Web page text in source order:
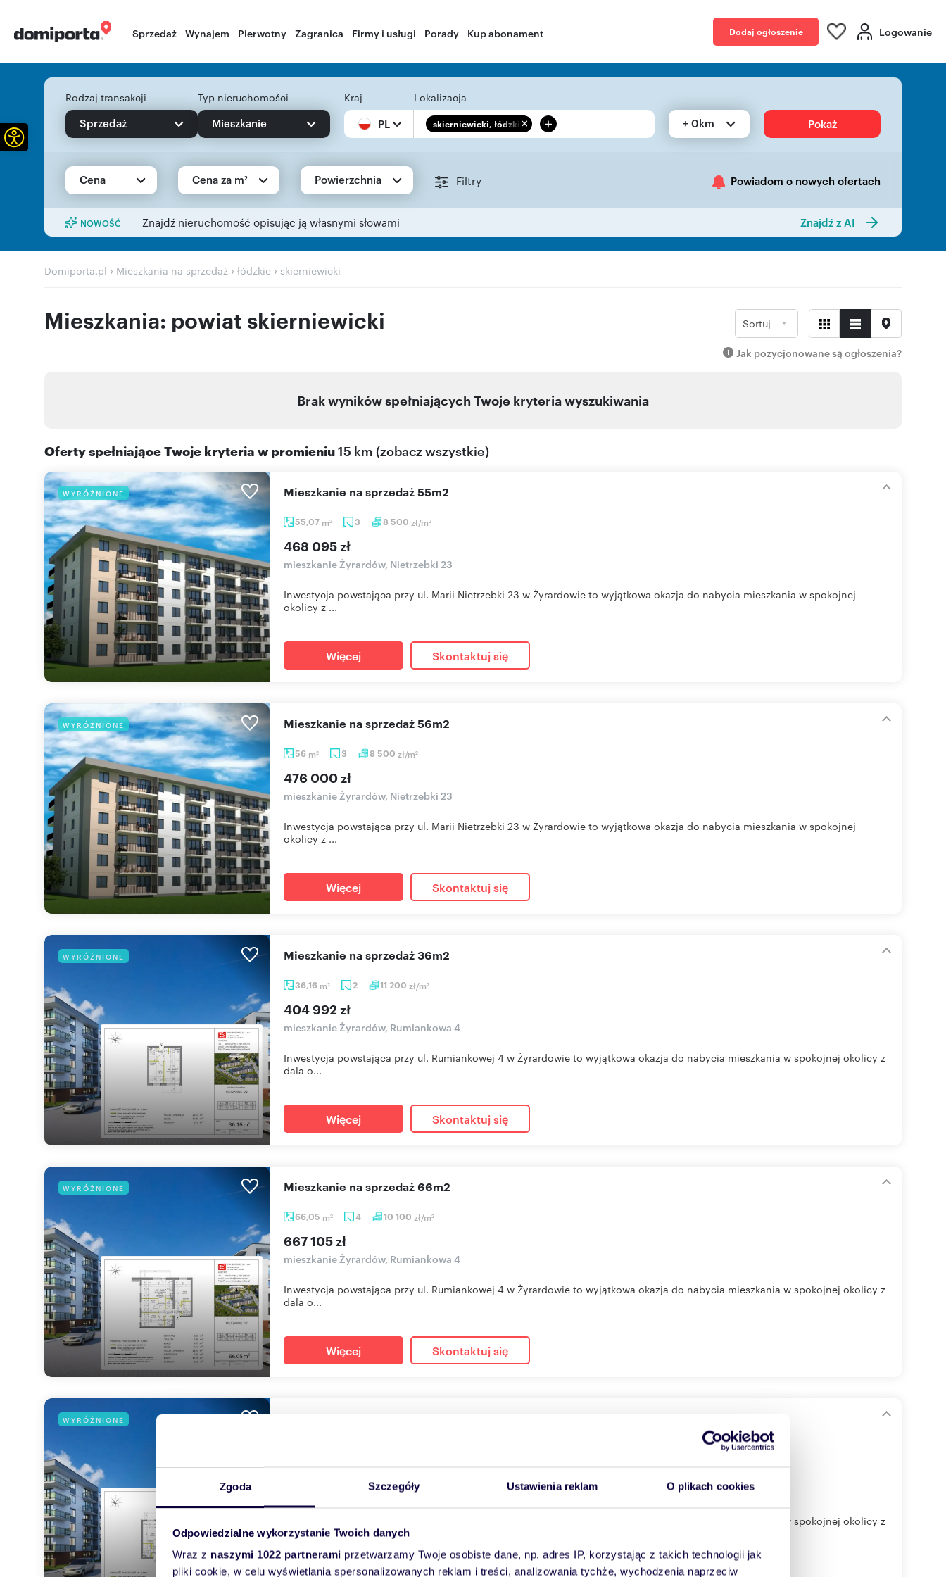
Zgoda Szczegóły Ustawienia reklam O plikach cookies
Odpowiedzialne wykorzystanie Twoich danych
Wraz z naszymi 1022 partnerami przetwarzamy Twoje osobiste dane, np. adres IP, korzystając z takich technologii jak
pliki cookie, w celu wyświetlania spersonalizowanych reklam i treści, analizowania tychże, wychodzenia naprzeciw
Sprzedaż Wynajem Pierwotny Zagranica Firmy i usługi Porady Kup abonament Dodaj ogłoszenie Logowanie
Rodzaj transakcji
Sprzedaż
Typ nieruchomości
Mieszkanie
Kraj
PL
Lokalizacja
skierniewicki, łódzkie + + 0km Pokaż
Cena Cena za m² Powierzchnia Filtry Powiadom o nowych ofertach
NOWOŚĆ Znajdź nieruchomość opisując ją własnymi słowami Znajdź z AI
Domiporta.pl › Mieszkania na sprzedaż › łódzkie › skierniewicki
Mieszkania: powiat skierniewicki Sortuj
Jak pozycjonowane są ogłoszenia?
Brak wyników spełniających Twoje kryteria wyszukiwania
Oferty spełniające Twoje kryteria w promieniu15 km (zobacz wszystkie)
WYRÓŻNIONE
55,07 m2 3 8 500 zł/m2
mieszkanie na sprzedaż 55m2
468 095 zł
mieszkanie Żyrardów, Nietrzebki 23
Inwestycja powstająca przy ul. Marii Nietrzebki 23 w Żyrardowie to wyjątkowa okazja do nabycia mieszkania w spokojnej
okolicy z ...
Więcej Skontaktuj się
WYRÓŻNIONE
56 m2 3 8 500 zł/m2
mieszkanie na sprzedaż 56m2
476 000 zł
mieszkanie Żyrardów, Nietrzebki 23
Inwestycja powstająca przy ul. Marii Nietrzebki 23 w Żyrardowie to wyjątkowa okazja do nabycia mieszkania w spokojnej
okolicy z ...
Więcej Skontaktuj się
WYRÓŻNIONE
36,16 m2 2 11 200 zł/m2
mieszkanie na sprzedaż 36m2
404 992 zł
mieszkanie Żyrardów, Rumiankowa 4
Inwestycja powstająca przy ul. Rumiankowej 4 w Żyrardowie to wyjątkowa okazja do nabycia mieszkania w spokojnej okolicy z
dala o...
Więcej Skontaktuj się
WYRÓŻNIONE
66,05 m2 4 10 100 zł/m2
mieszkanie na sprzedaż 66m2
667 105 zł
mieszkanie Żyrardów, Rumiankowa 4
Inwestycja powstająca przy ul. Rumiankowej 4 w Żyrardowie to wyjątkowa okazja do nabycia mieszkania w spokojnej okolicy z
dala o...
Więcej Skontaktuj się
WYRÓŻNIONE
mieszkanie Żyrardów, Rumiankowa 4
Inwestycja powstająca przy ul. Rumiankowej 4 w Żyrardowie to wyjątkowa okazja do nabycia mieszkania w spokojnej okolicy z
dala o...
Otwórz pasek narzędzi